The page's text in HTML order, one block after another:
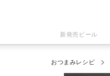
新発売ビール
おつまみレシピ